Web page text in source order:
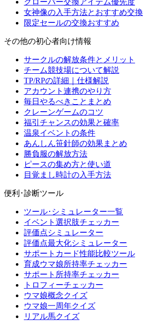
クローバー交換アイテム優先度
女神像の入手方法とおすすめ交換
限定セールの交換おすすめ
その他の初心者向け情報
サークルの解放条件とメリット
チーム競技場について解説
TP/RPの詳細｜仕様解説
アカウント連携のやり方
毎日やるべきことまとめ
クレーンゲームのコツ
福引チャンスの効果と確率
温泉イベントの条件
あんしん笹針師の効果まとめ
勝負服の解放方法
ピースの集め方と使い道
目覚まし時計の入手方法
便利･診断ツール
ツール･シミュレーター一覧
イベント選択肢チェッカー
評価点シミュレーター
評価点最大化シミュレーター
サポートカード性能比較ツール
育成ウマ娘所持率チェッカー
サポート所持率チェッカー
トロフィーチェッカー
ウマ娘概念クイズ
ウマ娘一周年クイズ
リアル馬クイズ